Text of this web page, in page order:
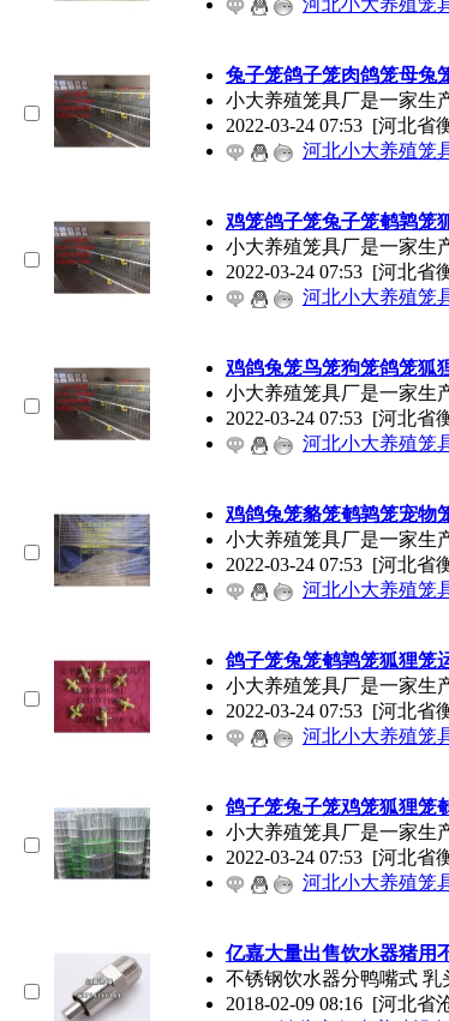
河北小大养殖笼
兔子笼鸽子笼肉鸽笼母兔
小大养殖笼具厂是一家生
2022-03-24 07:53 [河北省
河北小大养殖笼
鸡笼鸽子笼兔子笼鹌鹑笼
小大养殖笼具厂是一家生
2022-03-24 07:53 [河北省
河北小大养殖笼
鸡鸽兔笼鸟笼狗笼鸽笼狐
小大养殖笼具厂是一家生
2022-03-24 07:53 [河北省
河北小大养殖笼
鸡鸽兔笼貉笼鹌鹑笼宠物
小大养殖笼具厂是一家生
2022-03-24 07:53 [河北省
河北小大养殖笼
鸽子笼兔笼鹌鹑笼狐狸笼
小大养殖笼具厂是一家生
2022-03-24 07:53 [河北省
河北小大养殖笼
鸽子笼兔子笼鸡笼狐狸笼
小大养殖笼具厂是一家生
2022-03-24 07:53 [河北省
河北小大养殖笼
亿嘉大量出售饮水器猪用
不锈钢饮水器分鸭嘴式
2018-02-09 08:16 [河北省